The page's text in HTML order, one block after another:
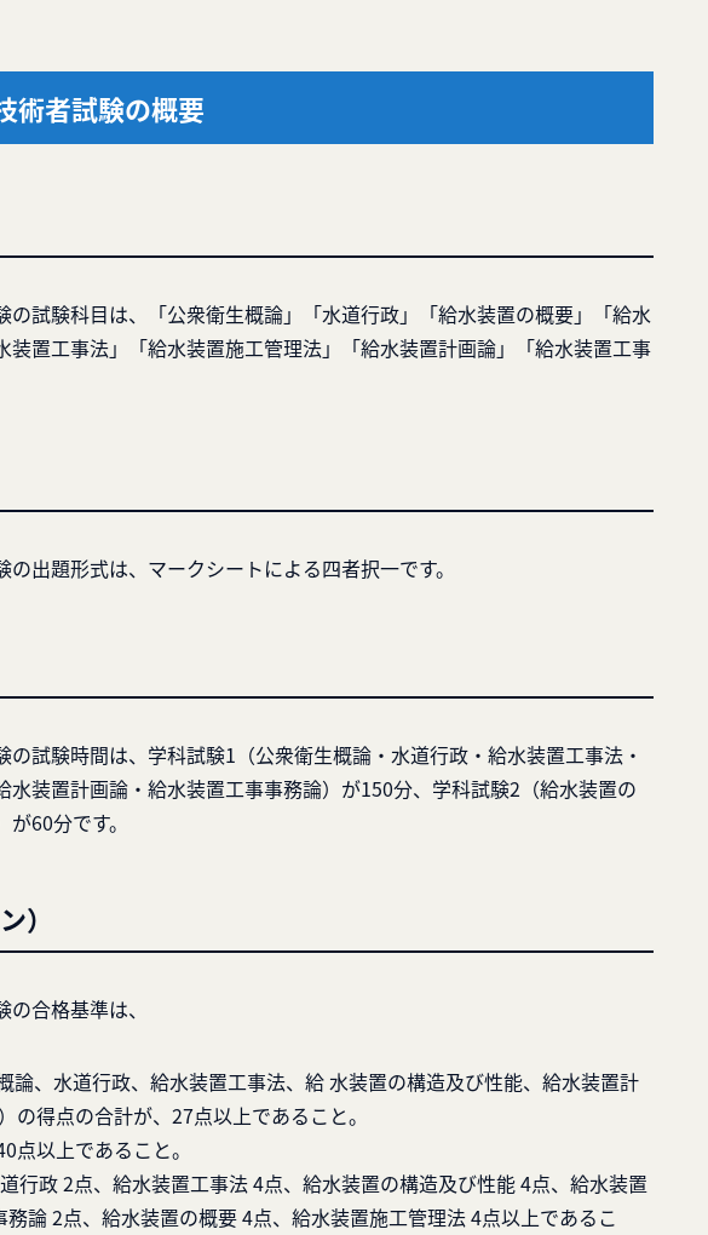
術者試験の概要
の試験科目は、「公衆衛生概論」「水道行政」「給水装置の概要」「給水
装置工事法」「給水装置施工管理法」「給水装置計画論」「給水装置工事
出題形式は、マークシートによる四者択一です。
試験時間は、学科試験1（公衆衛生概論・水道行政・給水装置工事法・
水装置計画論・給水装置工事事務論）が150分、学科試験2（給水装置の
60分です。
）
合格基準は、
論、水道行政、給水装置工事法、給 水装置の構造及び性能、給水装置計
の得点の合計が、27点以上であること。
点以上であること。
行政 2点、給水装置工事法 4点、給水装置の構造及び性能 4点、給水装置
論 2点、給水装置の概要 4点、給水装置施工管理法 4点以上であるこ